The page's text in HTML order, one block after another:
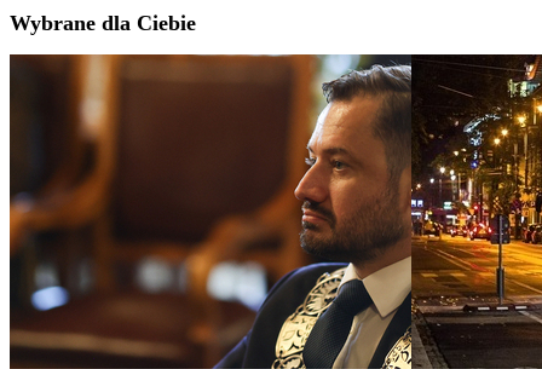
Wybrane dla Ciebie